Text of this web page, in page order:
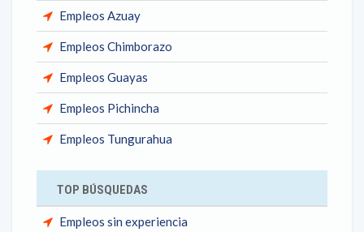
Empleos Azuay
Empleos Chimborazo
Empleos Guayas
Empleos Pichincha
Empleos Tungurahua
TOP BÚSQUEDAS
Empleos sin experiencia